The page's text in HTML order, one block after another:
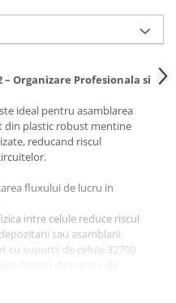
Organizare Profesionala si
ideal pentru asamblarea
din plastic robust mentine
reducand riscul
fluxului de lucru in
intre celule reduce riscul
sau asamblarii.
cu suportii de celule 32700